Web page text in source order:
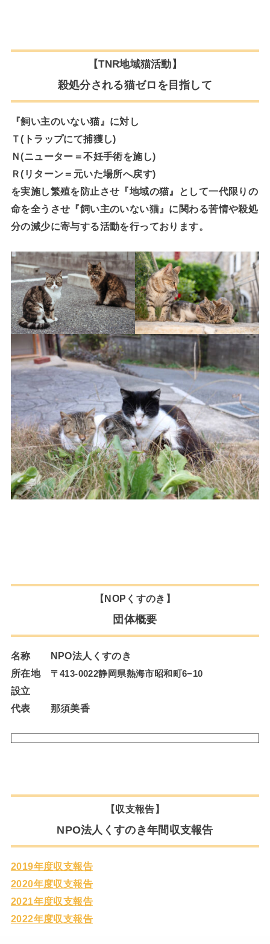
【TNR地域猫活動】
殺処分される猫ゼロを目指して
『飼い主のいない猫』に対し
Ｔ(トラップにて捕獲し)
Ｎ(ニューター＝不妊手術を施し)
Ｒ(リターン＝元いた場所へ戻す)
を実施し繁殖を防止させ『地域の猫』として一代限りの
命を全うさせ『飼い主のいない猫』に関わる苦情や殺処
分の減少に寄与する活動を行っております。
【NOPくすのき】
団体概要
名称 NPO法人くすのき
所在地
〒413-0022静岡県熱海市昭和町6−10
設立
代表
那須美香
【収支報告】
NPO法人くすのき年間収支報告
2019年度収支報告
2020年度収支報告
2021年度収支報告
2022年度収支報告